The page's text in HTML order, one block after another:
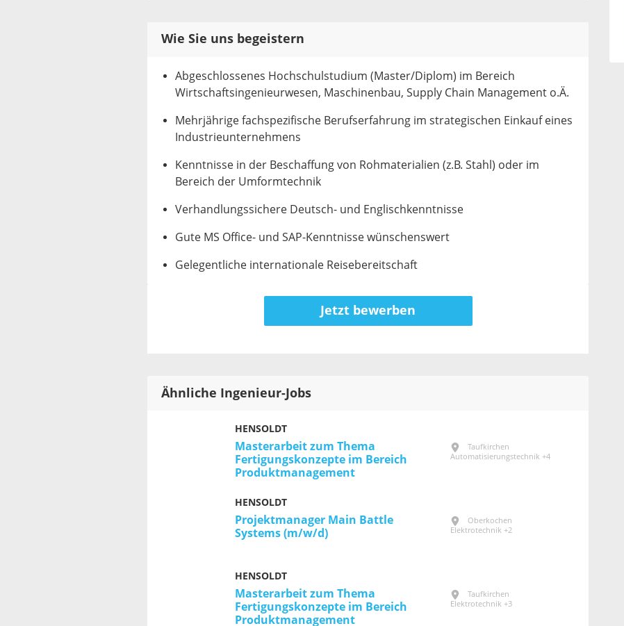
Wie Sie uns begeistern
Abgeschlossenes Hochschulstudium (Master/Diplom) im Bereich
Wirtschaftsingenieurwesen, Maschinenbau, Supply Chain Management o.Ä.
Mehrjährige fachspezifische Berufserfahrung im strategischen Einkauf eines
Industrieunternehmens
Kenntnisse in der Beschaffung von Rohmaterialien (z.B. Stahl) oder im
Bereich der Umformtechnik
Verhandlungssichere Deutsch- und Englischkenntnisse
Gute MS Office- und SAP-Kenntnisse wünschenswert
Gelegentliche internationale Reisebereitschaft
Jetzt bewerben
Ähnliche Ingenieur-Jobs
HENSOLDT
Masterarbeit zum Thema
Fertigungskonzepte im Bereich
Produktmanagement
Taufkirchen
Automatisierungstechnik +4
HENSOLDT
Projektmanager Main Battle
Systems (m/w/d)
Oberkochen
Elektrotechnik +2
HENSOLDT
Masterarbeit zum Thema
Fertigungskonzepte im Bereich
Produktmanagement
Taufkirchen
Elektrotechnik +3